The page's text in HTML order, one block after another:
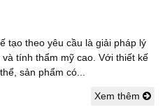
tạo theo yêu cầu là giải pháp lý
tính thẩm mỹ cao. Với thiết kế
sản phẩm có...
Xem thêm